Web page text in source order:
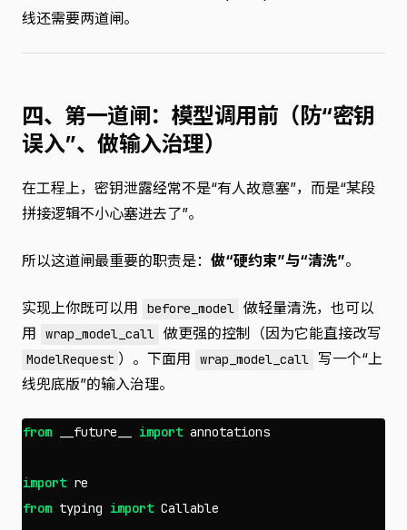
线还需要两道闸。
四、第一道闸：模型调用前（防“密钥
误入”、做输入治理）
在工程上，密钥泄露经常不是“有人故意塞”，而是“某段
拼接逻辑不小心塞进去了”。
所以这道闸最重要的职责是： 做“硬约束”与“清洗”。
实现上你既可以用 before_model 做轻量清洗，也可以
用
wrap_model_call 做更强的控制（因为它能直接改写
ModelRequest ）。下面用 wrap_model_call
写一个“上
线兜底版”的输入治理。
from __future__ import annotations
import re
from typing import Callable